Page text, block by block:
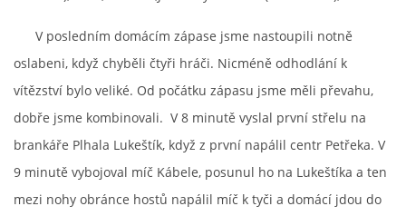
V posledním domácím zápase jsme nastoupili notně
oslabeni, když chyběli čtyři hráči. Nicméně odhodlání k
vítězství bylo veliké. Od počátku zápasu jsme měli převahu,
dobře jsme kombinovali. V 8 minutě vyslal první střelu na
brankáře Plhala Lukeštík, když z první napálil centr Petřeka. V
9 minutě vybojoval míč Kábele, posunul ho na Lukeštíka a ten
mezi nohy obránce hostů napálil míč k tyči a domácí jdou do